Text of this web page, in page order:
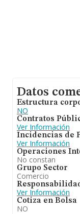
Datos
Estructura
NO
Contratos
Ver Información
Incidencias de
Ver Información
Operaciones
No constan
Grupo Sector
Comercio
Ver Información
Cotiza en Bolsa
NO